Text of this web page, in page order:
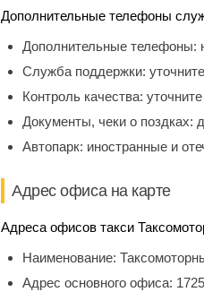
Дополнительные телефоны
Дополнительные телефоны:
Служба поддержки:
Контроль качества:
Документы, чеки о поздках:
Автопарк: иностранные и
Адрес офиса на карте
Адреса офисов такси
Наименование:
Адрес основного офиса: